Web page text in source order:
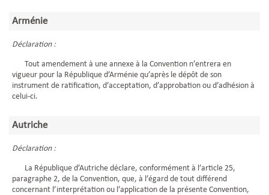
Arménie
Déclaration :
Tout amendement à une annexe à la Convention n’entrera en
vigueur pour la République d’Arménie qu’après le dépôt de son
instrument de ratification, d’acceptation, d’approbation ou d’adhésion à
celui-ci.
Autriche
Déclaration :
La République d’Autriche déclare, conformément à l’article 25,
paragraphe 2, de la Convention, que, à l’égard de tout différend
concernant l’interprétation ou l’application de la présente Convention,